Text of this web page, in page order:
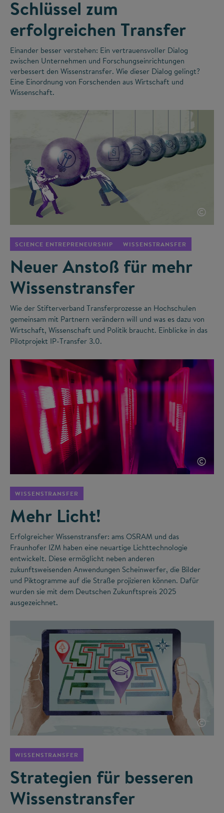
Schlüssel zum
erfolgreichen Transfer
Einander besser verstehen: Ein vertrauensvoller Dialog
zwischen Unternehmen und Forschungseinrichtungen
verbessert den Wissenstransfer. Wie dieser Dialog gelingt?
Eine Einordnung von Forschenden aus Wirtschaft und
Wissenschaft.
©
SCIENCE ENTREPRENEURSHIP WISSENSTRANSFER
Neuer Anstoß für mehr
Wissenstransfer
Wie der Stifterverband Transferprozesse an Hochschulen
gemeinsam mit Partnern verändern will und was es dazu von
Wirtschaft, Wissenschaft und Politik braucht. Einblicke in das
Pilotprojekt IP-Transfer 3.0.
©
WISSENSTRANSFER
Mehr Licht!
Erfolgreicher Wissenstransfer: ams OSRAM und das
Fraunhofer IZM haben eine neuartige Lichttechnologie
entwickelt. Diese ermöglicht neben anderen
zukunftsweisenden Anwendungen Scheinwerfer, die Bilder
und Piktogramme auf die Straße projizieren können. Dafür
wurden sie mit dem Deutschen Zukunftspreis 2025
ausgezeichnet.
©
WISSENSTRANSFER
Strategien für besseren
Wissenstransfer